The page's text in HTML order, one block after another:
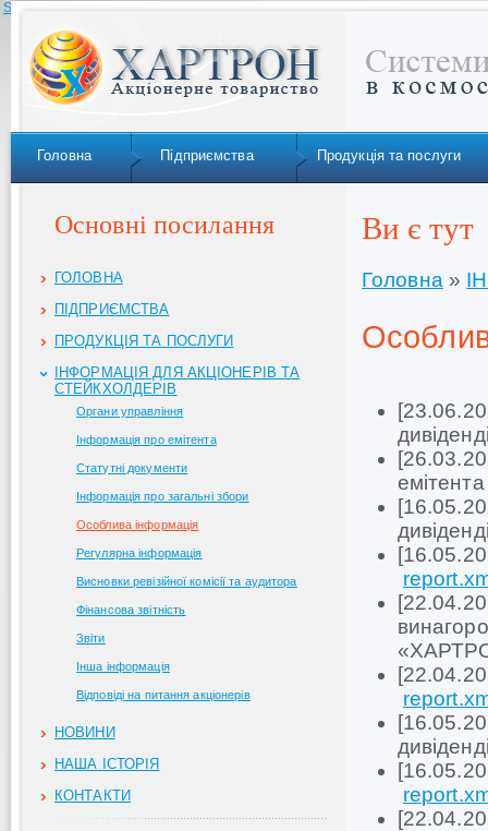
Skip to navigation
Головна Підприємства Продукція та послуги
Основні посилання
ГОЛОВНА
ПІДПРИЄМСТВА
ПРОДУКЦІЯ ТА ПОСЛУГИ
ІНФОРМАЦІЯ ДЛЯ АКЦІОНЕРІВ ТА
СТЕЙКХОЛДЕРІВ
Органи управління
Інформація про емітента
Статутні документи
Інформація про загальні збори
Особлива інформація
Регулярна інформація
Висновки ревізійної комісії та аудитора
Фінансова звітність
Звіти
Інша інформація
Відповіді на питання акціонерів
НОВИНИ
НАША ІСТОРІЯ
КОНТАКТИ
Ви є тут
Головна »